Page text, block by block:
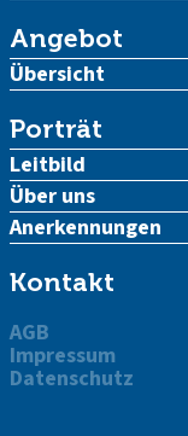
Angebot
Übersicht
Porträt
Leitbild
Über uns
Anerkennungen
Kontakt
AGB
Impressum
Datenschutz